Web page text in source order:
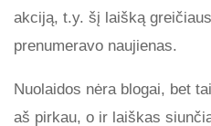
akciją, t.y. šį laišką
prenumeravo naujienas.
Nuolaidos nėra blogai, bet
aš pirkau, o ir laiškas